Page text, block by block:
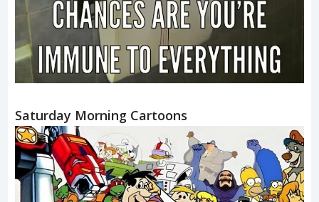
Saturday Morning Cartoons